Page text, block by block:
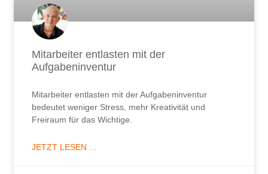
Mitarbeiter entlasten mit der
Aufgabeninventur
Mitarbeiter entlasten mit der Aufgabeninventur
bedeutet weniger Stress, mehr Kreativität und
Freiraum für das Wichtige.
JETZT LESEN ...